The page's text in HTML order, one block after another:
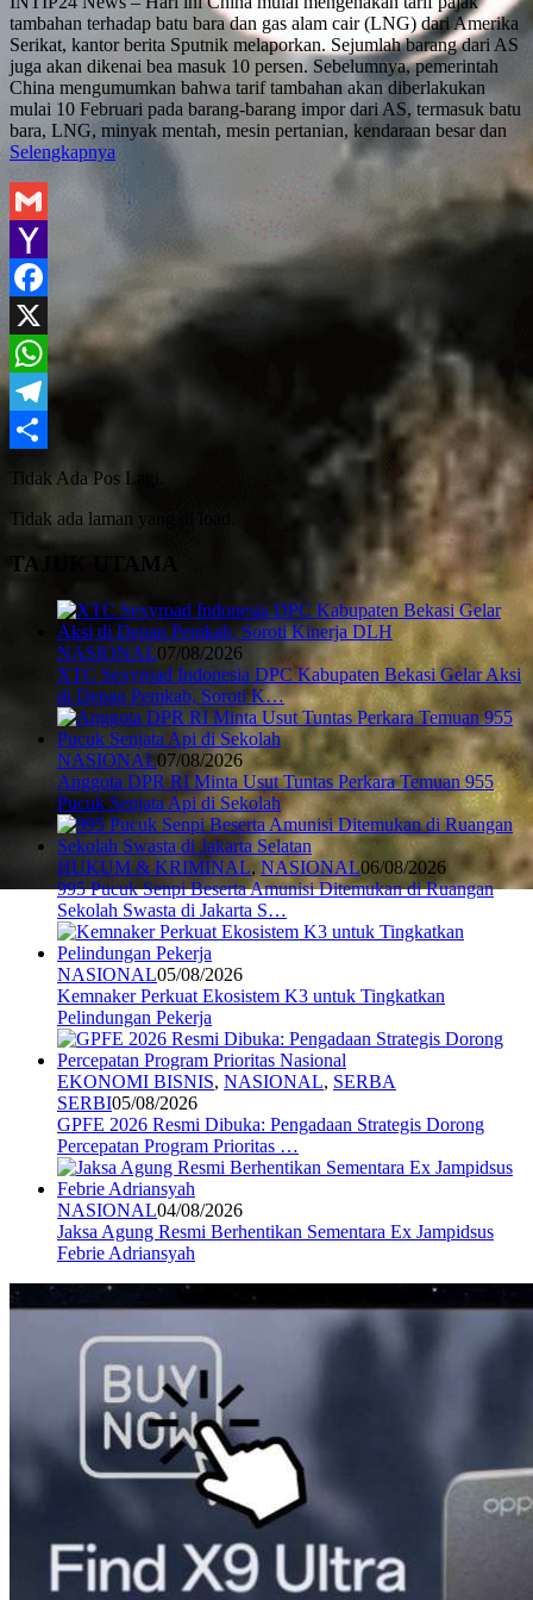
tambahan terhadap batu bara dan gas alam cair (LNG) dari Amerika
Serikat, kantor berita Sputnik melaporkan. Sejumlah barang dari AS
juga akan dikenai bea masuk 10 persen. Sebelumnya, pemerintah
China mengumumkan bahwa tarif tambahan akan diberlakukan
mulai 10 Februari pada barang-barang impor dari AS, termasuk batu
bara, LNG, minyak mentah, mesin pertanian, kendaraan besar dan
Selengkapnya
Gmail
Yahoo
Mail
Facebook
X
WhatsApp
Telegram
Share
Tidak Ada Pos Lagi.
Tidak ada laman yang di load.
TAJUK UTAMA
NASIONAL07/08/2026
XTC Sexyroad Indonesia DPC Kabupaten Bekasi Gelar Aksi
di Depan Pemkab, Soroti K…
NASIONAL07/08/2026
Anggota DPR RI Minta Usut Tuntas Perkara Temuan 955
Pucuk Senjata Api di Sekolah
HUKUM & KRIMINAL, NASIONAL06/08/2026
995 Pucuk Senpi Beserta Amunisi Ditemukan di Ruangan
Sekolah Swasta di Jakarta S…
NASIONAL05/08/2026
Kemnaker Perkuat Ekosistem K3 untuk Tingkatkan
Pelindungan Pekerja
EKONOMI BISNIS, NASIONAL, SERBA
SERBI05/08/2026
GPFE 2026 Resmi Dibuka: Pengadaan Strategis Dorong
Percepatan Program Prioritas …
NASIONAL04/08/2026
Jaksa Agung Resmi Berhentikan Sementara Ex Jampidsus
Febrie Adriansyah